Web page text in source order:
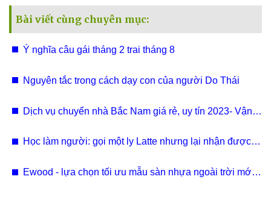
Bài viết cùng chuyên mục:
Ý nghĩa câu gái tháng 2 trai tháng 8
Nguyên tắc trong cách dạy con của người Do Thái
Dịch vụ chuyển nhà Bắc Nam giá rẻ, uy tín 2023- Vận
Học làm người: gọi một ly Latte nhưng lại nhận được
Ewood - lựa chọn tối ưu mẫu sàn nhựa ngoài trời mới